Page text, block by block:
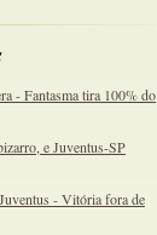
- Fantasma tira 100% do
e Juventus-SP
- Vitória fora de